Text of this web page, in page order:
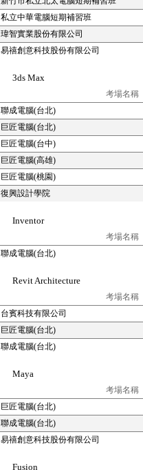
私立中華電腦短期補習班
瑋智實業股份有限公司
易禧創意科技股份有限公司
3ds Max
考場名稱
聯成電腦(台北)
巨匠電腦(台北)
巨匠電腦(台中)
巨匠電腦(高雄)
巨匠電腦(桃園)
復興設計學院
Inventor
考場名稱
聯成電腦(台北)
Revit Architecture
考場名稱
台賓科技有限公司
巨匠電腦(台北)
聯成電腦(台北)
Maya
考場名稱
巨匠電腦(台北)
聯成電腦(台北)
易禧創意科技股份有限公司
Fusion